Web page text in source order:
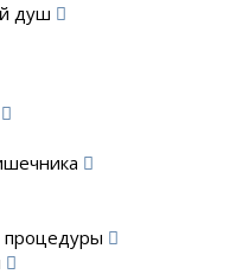
душ
процедуры